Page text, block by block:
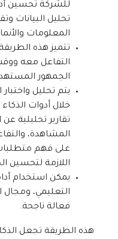
للشركة تحسين
تحليل البيانات
المعلومات
تتميز هذه
التفاعل معه
الجمهور
يتم تحليل
خلال أدوات
تقارير تحليلية
المشاهدة،
على فهم متطلبات
اللازمة لتحسين
التعليمي، ومجال
فعالة ناجحة.
هذه الطريقة تجعل